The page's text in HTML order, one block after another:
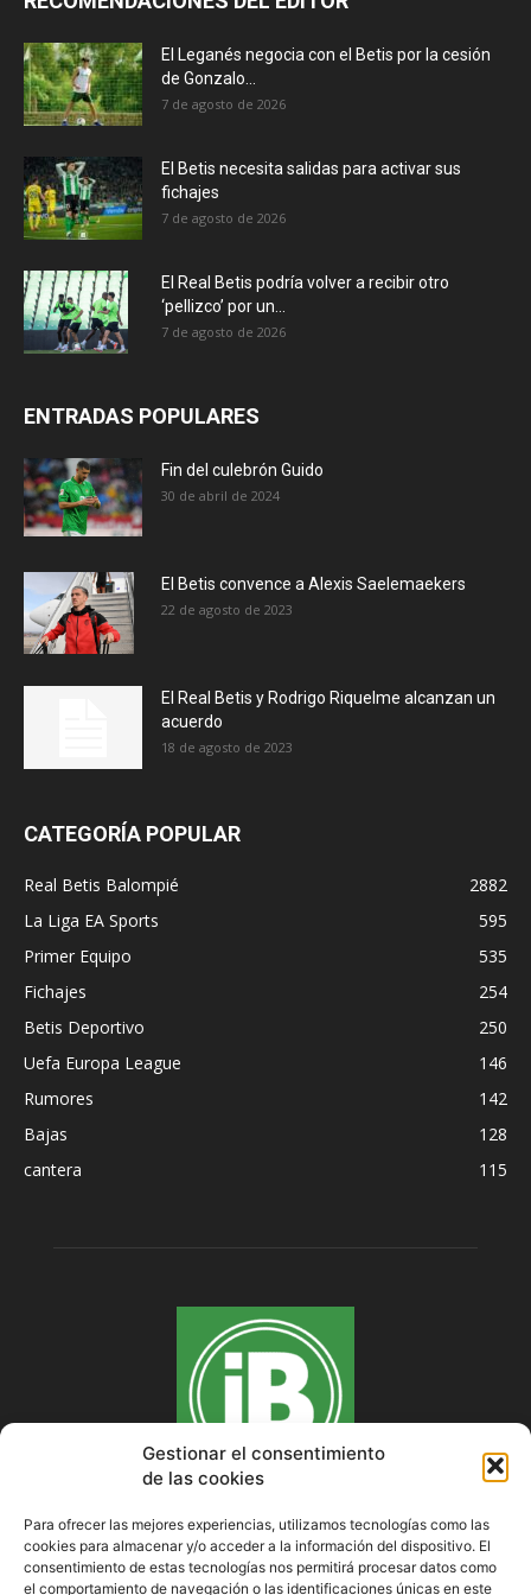
Gestionar el consentimiento
de las cookies
Para ofrecer las mejores experiencias, utilizamos tecnologías como las
cookies para almacenar y/o acceder a la información del dispositivo. El
consentimiento de estas tecnologías nos permitirá procesar datos como
el comportamiento de navegación o las identificaciones únicas en este
El Leganés negocia con el Betis por la cesión
de Gonzalo...
7 de agosto de 2026
El Betis necesita salidas para activar sus
fichajes
7 de agosto de 2026
El Real Betis podría volver a recibir otro
‘pellizco’ por un...
7 de agosto de 2026
ENTRADAS POPULARES
Fin del culebrón Guido
30 de abril de 2024
El Betis convence a Alexis Saelemaekers
22 de agosto de 2023
El Real Betis y Rodrigo Riquelme alcanzan un
acuerdo
18 de agosto de 2023
CATEGORÍA POPULAR
Real Betis Balompié
2882
La Liga EA Sports
595
Primer Equipo
535
Fichajes
254
Betis Deportivo
250
Uefa Europa League
146
Rumores
142
Bajas
128
cantera
115
SOBRE NOSOTROS